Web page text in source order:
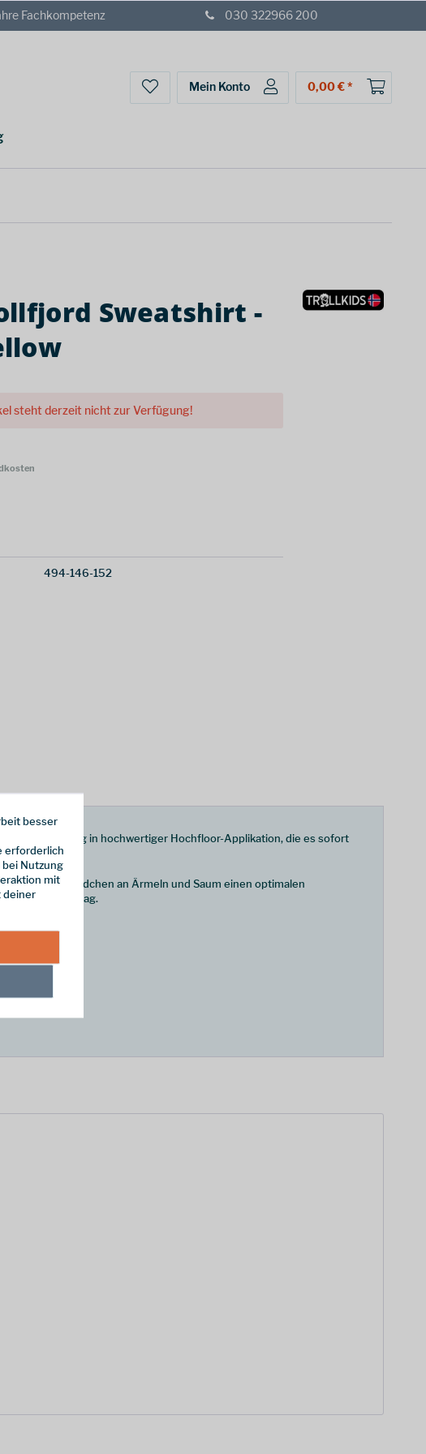
Fachkompetenz 030 322966 200
Mein Konto 0,00 € *
Sweatshirt -
steht derzeit nicht zur Verfügung!
494-146-152
Schriftzug in hochwertiger Hochfloor-Applikation, die es sofort
Strickbündchen an Ärmeln und Saum einen optimalen
für den Alltag.
besser
erforderlich
Nutzung
mit
deiner